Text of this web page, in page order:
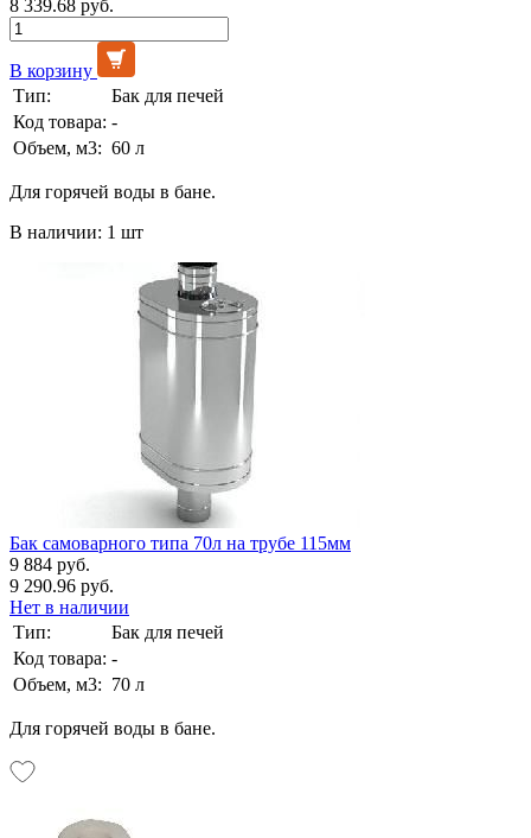
8 339.68 руб.
В корзину
Тип:
Бак для печей
Код товара: -
Объем, м3: 60 л
Для горячей воды в бане.
В наличии: 1 шт
Бак самоварного типа 70л на трубе 115мм
9 884 руб.
9 290.96 руб.
Нет в наличии
Тип:
Бак для печей
Код товара: -
Объем, м3: 70 л
Для горячей воды в бане.